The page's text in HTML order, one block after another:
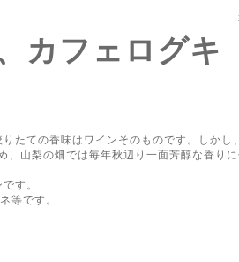
カフェログキ
たての香味はワインそのものです。しかし
山梨の畑では毎年秋辺り一面芳醇な香り
す。
等です。